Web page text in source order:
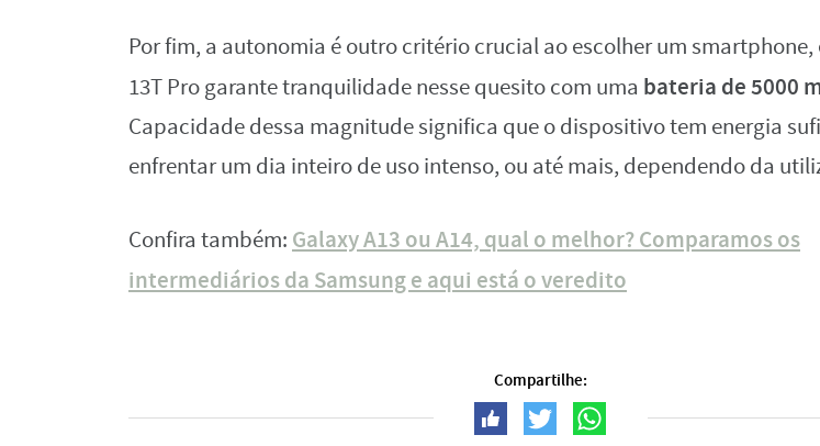
Por fim, a autonomia é outro critério crucial ao escolher um smartphone,
13T Pro garante tranquilidade nesse quesito com uma bateria de 5000
Capacidade dessa magnitude significa que o dispositivo tem energia
enfrentar um dia inteiro de uso intenso, ou até mais, dependendo da
Confira também: Galaxy A13 ou A14, qual o melhor? Comparamos os
intermediários da Samsung e aqui está o veredito
Compartilhe: